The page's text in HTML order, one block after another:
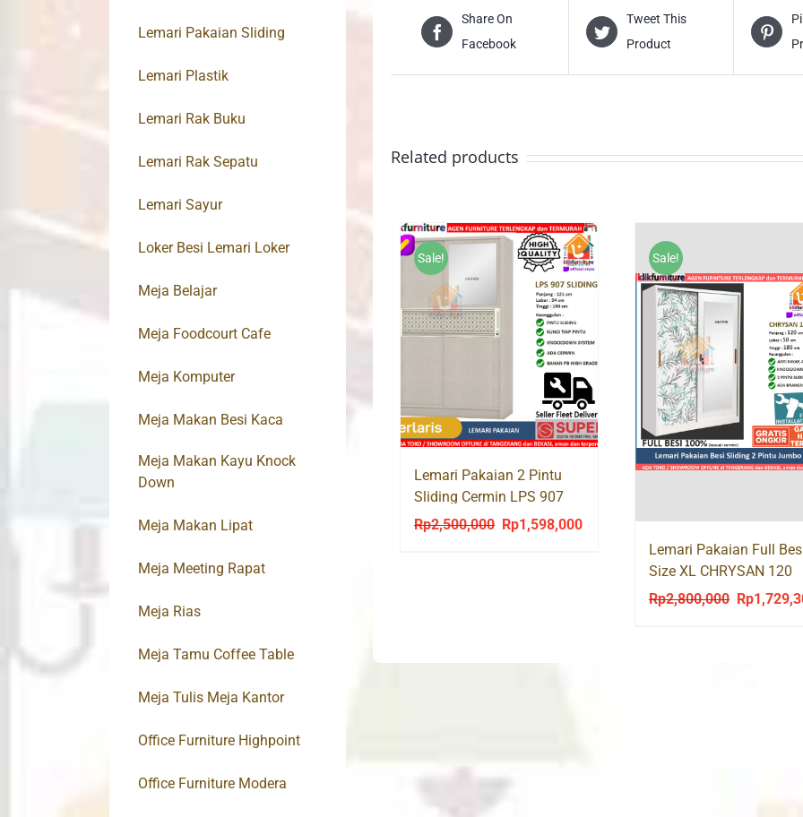
Share On
Facebook
Tweet This
Product
Related products
Sale!
Lemari Pakaian 2 Pintu
Sliding Cermin LPS 907
SUPER
Rp2,500,000
Original
Rp1,598,000Current
Rp1,598,000.
Sale!
Lemari Pakaian Full
Size XL CHRYSAN 120
Cermin
Rp2,800,000 Original
Rp
Lemari Pakaian Sliding
Lemari Plastik
Lemari Rak Buku
Lemari Rak Sepatu
Lemari Sayur
Loker Besi Lemari Loker
Meja Belajar
Meja Foodcourt Cafe
Meja Komputer
Meja Makan Besi Kaca
Meja Makan Kayu Knock
Down
Meja Makan Lipat
Meja Meeting Rapat
Meja Rias
Meja Tamu Coffee Table
Meja Tulis Meja Kantor
Office Furniture Highpoint
Office Furniture Modera